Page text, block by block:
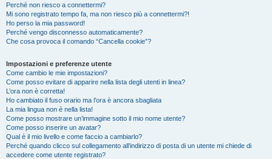
Perché non riesco a connettermi?
Mi sono registrato tempo fa, ma non riesco più a connettermi?!
Ho perso la mia password!
Perché vengo disconnesso automaticamente?
Che cosa provoca il comando “Cancella cookie”?
Impostazioni e preferenze utente
Come cambio le mie impostazioni?
Come posso evitare di apparire nella lista degli utenti in linea?
L’ora non è corretta!
Ho cambiato il fuso orario ma l’ora è ancora sbagliata
La mia lingua non è nella lista!
Come posso mostrare un’immagine sotto il mio nome utente?
Come posso inserire un avatar?
Qual è il mio livello e come faccio a cambiarlo?
Perché quando clicco sul collegamento all’indirizzo di posta di un utente mi chiede di
accedere come utente registrato?